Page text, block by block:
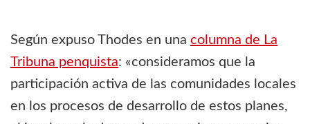
Según expuso Thodes en una columna de La
Tribuna penquista: «consideramos que la
participación activa de las comunidades locales
en los procesos de desarrollo de estos planes,